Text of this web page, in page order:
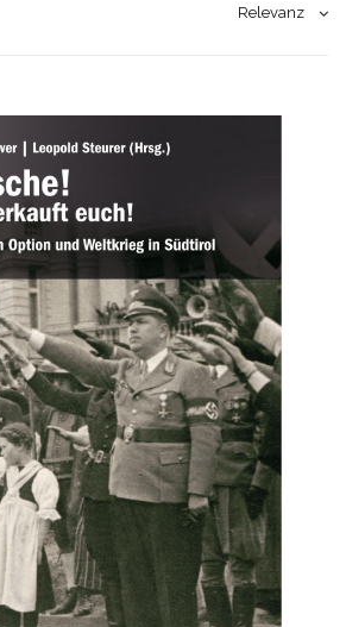
Relevanz